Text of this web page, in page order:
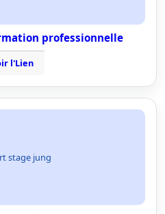
professionnelle
l'Lien
stage jung